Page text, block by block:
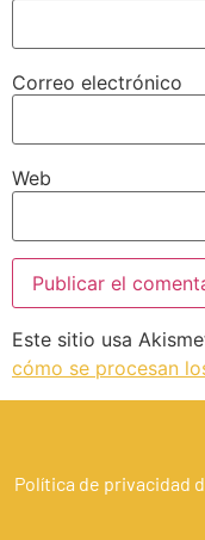
Correo electrónico
Web
Este sitio usa
cómo se procesan
Política de privacidad